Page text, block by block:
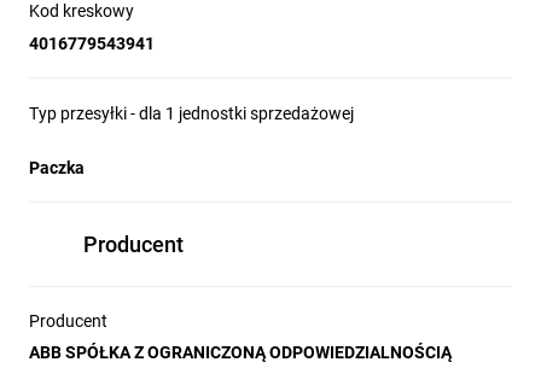
Kod kreskowy
4016779543941
Typ przesyłki - dla 1 jednostki sprzedażowej
Paczka
Producent
Producent
ABB SPÓŁKA Z OGRANICZONĄ ODPOWIEDZIALNOŚCIĄ